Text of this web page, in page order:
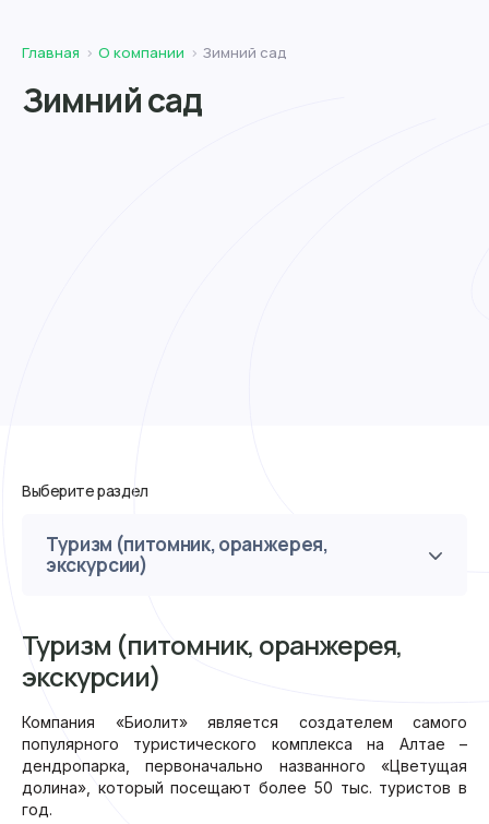
Главная О компании Зимний сад
Зимний сад
Выберите раздел
Туризм (питомник, оранжерея,
экскурсии)
Туризм (питомник, оранжерея,
экскурсии)
Компания «Биолит» является создателем самого
популярного туристического комплекса на Алтае –
дендропарка, первоначально названного «Цветущая
долина», который посещают более 50 тыс. туристов в
год.